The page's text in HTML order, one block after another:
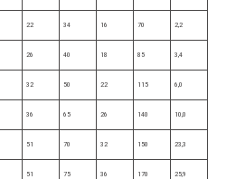
22 34 16 70 2,2
26 40 18 85 3,4
32 50 22 115 6,0
36 65 26 140 10,0
51 70 32 150 23,3
51 75 36 170 25,9